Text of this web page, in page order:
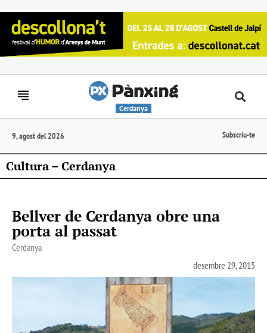
Cerdanya
9, agost del 2026 Subscriu-te
Cultura – Cerdanya
Bellver de Cerdanya obre una
porta al passat
Cerdanya
desembre 29, 2015